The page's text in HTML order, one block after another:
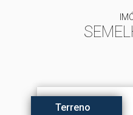
Terreno